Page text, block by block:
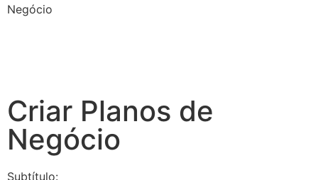
Negócio
Criar Planos de
Negócio
Subtítulo: